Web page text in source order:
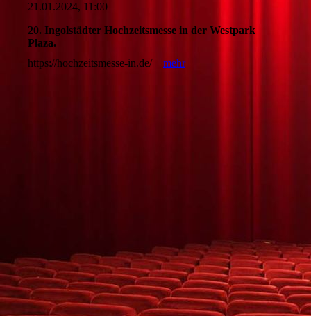
21.01.2024, 11:00
20. Ingolstädter Hochzeitsmesse in der Westpark
Plaza.
https://hochzeitsmesse-in.de/ mehr